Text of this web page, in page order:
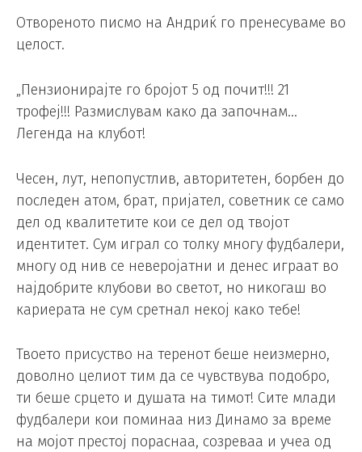
Отвореното писмо на Андриќ го пренесуваме во
целост.
„Пензионирајте го бројот 5 од почит!!! 21
трофеј!!! Размислувам како да започнам…
Легенда на клубот!
Чесен, лут, непопустлив, авторитетен, борбен до
последен атом, брат, пријател, советник се само
дел од квалитетите кои се дел од твојот
идентитет. Сум играл со толку многу фудбалери,
многу од нив се неверојатни и денес играат во
најдобрите клубови во светот, но никогаш во
кариерата не сум сретнал некој како тебе!
Твоето присуство на теренот беше неизмерно,
доволно целиот тим да се чувствува подобро,
ти беше срцето и душата на тимот! Сите млади
фудбалери кои поминаа низ Динамо за време
на мојот престој пораснаа, созреваа и учеа од